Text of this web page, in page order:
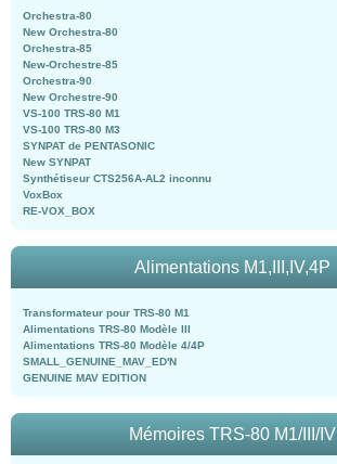
Orchestra-80
New Orchestra-80
Orchestra-85
New-Orchestre-85
Orchestra-90
New Orchestre-90
VS-100 TRS-80 M1
VS-100 TRS-80 M3
SYNPAT de PENTASONIC
New SYNPAT
Synthétiseur CTS256A-AL2 inconnu
VoxBox
RE-VOX_BOX
Alimentations M1,III,IV,4P
Transformateur pour TRS-80 M1
Alimentations TRS-80 Modèle III
Alimentations TRS-80 Modèle 4/4P
SMALL_GENUINE_MAV_ED'N
GENUINE MAV EDITION
Mémoires TRS-80 M1/III/IV